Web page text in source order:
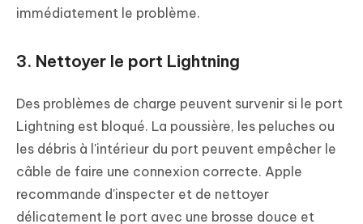
immédiatement le problème.
3. Nettoyer le port Lightning
Des problèmes de charge peuvent survenir si le port
Lightning est bloqué. La poussière, les peluches ou
les débris à l'intérieur du port peuvent empêcher le
câble de faire une connexion correcte. Apple
recommande d'inspecter et de nettoyer
délicatement le port avec une brosse douce et